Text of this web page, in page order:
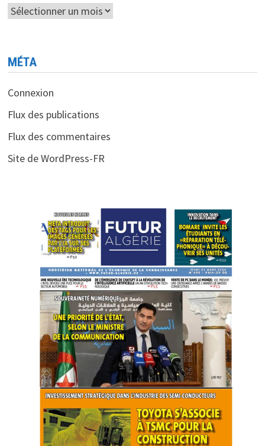
Archives
MÉTA
Connexion
Flux des publications
Flux des commentaires
Site de WordPress-FR